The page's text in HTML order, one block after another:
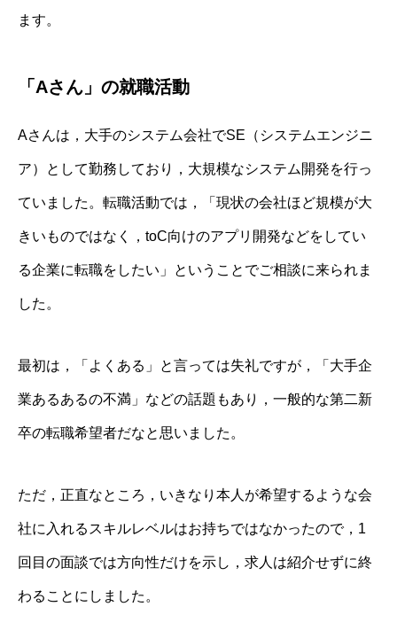
ます。
「Aさん」の就職活動
Aさんは，大手のシステム会社でSE（システムエンジニ
ア）として勤務しており，大規模なシステム開発を行っ
ていました。転職活動では，「現状の会社ほど規模が大
きいものではなく，toC向けのアプリ開発などをしてい
る企業に転職をしたい」ということでご相談に来られま
した。
最初は，「よくある」と言っては失礼ですが，「大手企
業あるあるの不満」などの話題もあり，一般的な第二新
卒の転職希望者だなと思いました。
ただ，正直なところ，いきなり本人が希望するような会
社に入れるスキルレベルはお持ちではなかったので，1
回目の面談では方向性だけを示し，求人は紹介せずに終
わることにしました。